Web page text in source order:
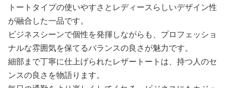
トートタイプの使いやすさとレディースらしいデザイン性
が融合した一品です。
ビジネスシーンで個性を発揮しながらも、プロフェッショ
ナルな雰囲気を保てるバランスの良さが魅力です。
細部まで丁寧に仕上げられたレザートートは、持つ人のセ
ンスの良さを物語ります。